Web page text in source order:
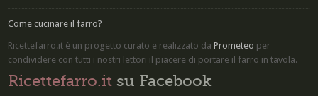
Come cucinare il farro?
Ricettefarro.it è un progetto curato e realizzato daPrometeo per
condividere con tutti i nostri lettori il piacere di portare il farro in tavola.
Ricettefarro.it su Facebook